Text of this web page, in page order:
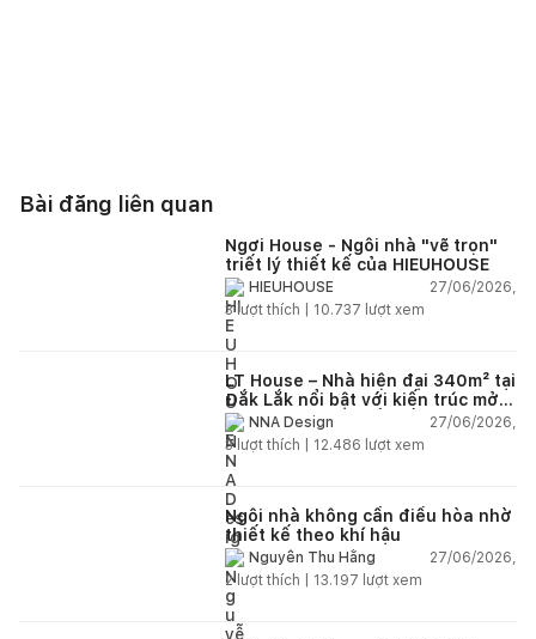
Bài đăng liên quan
Ngơi House - Ngôi nhà "vẽ trọn"
triết lý thiết kế của HIEUHOUSE
HIEUHOUSE
27/06/2026,
3lượt thích | 10.737 lượt xem
LT House – Nhà hiện đại 340m² tại
Đắk Lắk nổi bật với kiến trúc mở
và hệ sân vườn kết nối thiên
nhiên
NNA Design
27/06/2026,
3lượt thích | 12.486 lượt xem
Ngôi nhà không cần điều hòa nhờ
thiết kế theo khí hậu
Nguyễn Thu Hằng
27/06/2026,
2lượt thích | 13.197 lượt xem